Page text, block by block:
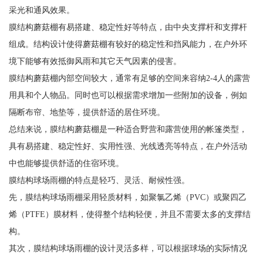
采光和通风效果。
膜结构蘑菇棚有易搭建、稳定性好等特点，由中央支撑杆和支撑杆
组成。结构设计使得蘑菇棚有较好的稳定性和挡风能力，在户外环
境下能够有效抵御风雨和其它天气因素的侵害。
膜结构蘑菇棚内部空间较大，通常有足够的空间来容纳2-4人的露营
用具和个人物品。同时也可以根据需求增加一些附加的设备，例如
隔断布帘、地垫等，提供舒适的居住环境。
总结来说，膜结构蘑菇棚是一种适合野营和露营使用的帐篷类型，
具有易搭建、稳定性好、实用性强、光线透亮等特点，在户外活动
中也能够提供舒适的住宿环境。
膜结构球场雨棚的特点是轻巧、灵活、耐候性强。
先，膜结构球场雨棚采用轻质材料，如聚氯乙烯（PVC）或聚四乙
烯（PTFE）膜材料，使得整个结构轻便，并且不需要太多的支撑结
构。
其次，膜结构球场雨棚的设计灵活多样，可以根据球场的实际情况